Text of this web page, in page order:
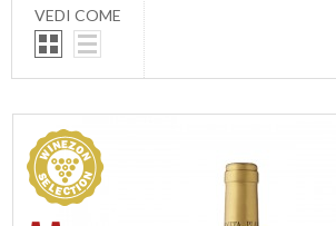
VEDI COME